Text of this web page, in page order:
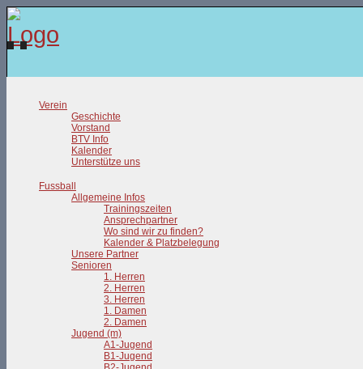
Verein
Geschichte
Vorstand
BTV Info
Kalender
Unterstütze uns
Fussball
Allgemeine Infos
Trainingszeiten
Ansprechpartner
Wo sind wir zu finden?
Kalender & Platzbelegung
Unsere Partner
Senioren
1. Herren
2. Herren
3. Herren
1. Damen
2. Damen
Jugend (m)
A1-Jugend
B1-Jugend